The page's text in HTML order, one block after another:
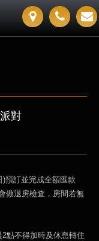
對
預訂並完成全額匯款
做退房檢查，房間若無
點不得加時及休息轉住